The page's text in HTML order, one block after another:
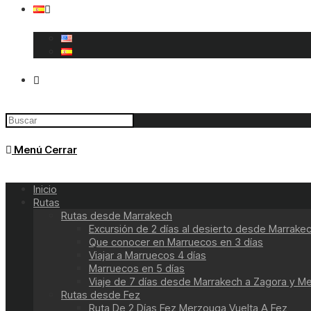
Menú Cerrar
Inicio
Rutas
Rutas desde Marrakech
Excursión de 2 días al desierto desde
Que conocer en Marruecos en 3 días
Viajar a Marruecos 4 días
Marruecos en 5 días
Viaje de 7 días desde Marrakech a Zagora y
Rutas desde Fez
Ruta De 2 Días Fez Merzouga Vuelta A Fez